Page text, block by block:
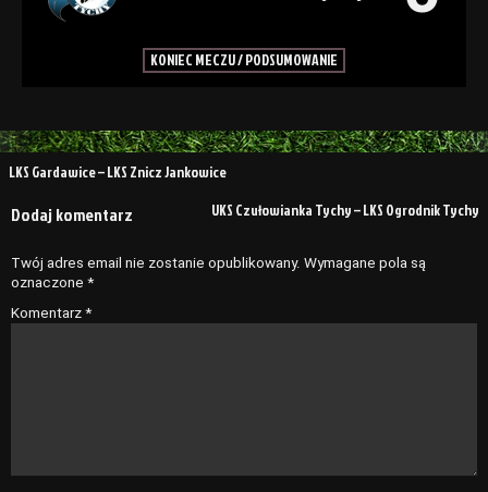
KONIEC MECZU / PODSUMOWANIE
Nawigacja
LKS Gardawice – LKS Znicz Jankowice
UKS Czułowianka Tychy – LKS Ogrodnik Tychy
Dodaj komentarz
Twój adres email nie zostanie opublikowany. Wymagane pola są
oznaczone *
Komentarz *